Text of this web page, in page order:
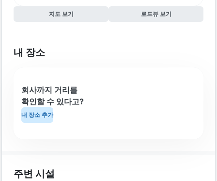
지도 보기 로드뷰 보기
내 장소
회사까지 거리를
확인할 수 있다고?
내 장소 추가
주변 시설